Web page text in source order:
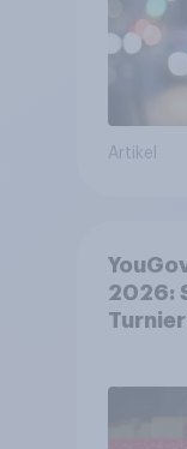
Artikel
2026: